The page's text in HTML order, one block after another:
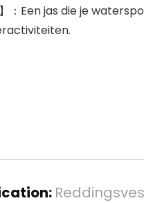
：Een jas die je